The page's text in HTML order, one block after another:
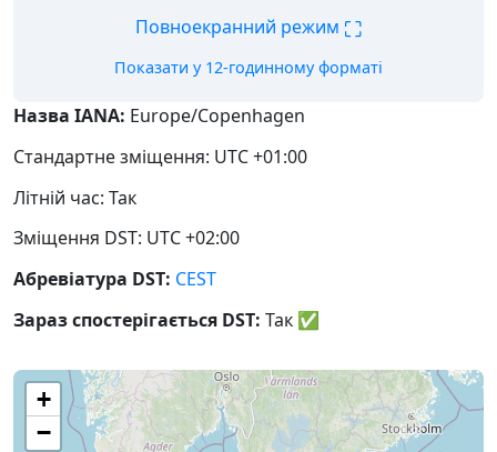
Повноекранний режим ⛶
Показати у 12-годинному форматі
Назва IANA: Europe/Copenhagen
Стандартне зміщення: UTC +01:00
Літній час: Так
Зміщення DST: UTC +02:00
Абревіатура DST: CEST
Зараз спостерігається DST: Так ✅
+
−